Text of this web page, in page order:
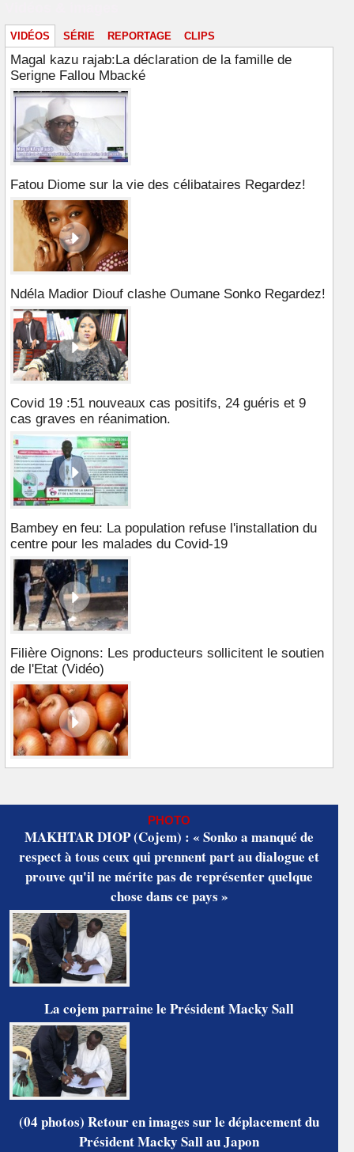
VIDÉOS SÉRIE REPORTAGE CLIPS
Magal kazu rajab:La déclaration de la famille de
Serigne Fallou Mbacké
Fatou Diome sur la vie des célibataires Regardez!
Ndéla Madior Diouf clashe Oumane Sonko Regardez!
Covid 19 :51 nouveaux cas positifs, 24 guéris et 9
cas graves en réanimation.
Bambey en feu: La population refuse l'installation du
centre pour les malades du Covid-19
Filière Oignons: Les producteurs sollicitent le soutien
de l'Etat (Vidéo)
PHOTO
MAKHTAR DIOP (Cojem) : « Sonko a manqué de
respect à tous ceux qui prennent part au dialogue et
prouve qu'il ne mérite pas de représenter quelque
chose dans ce pays »
La cojem parraine le Président Macky Sall
(04 photos) Retour en images sur le déplacement du
Président Macky Sall au Japon